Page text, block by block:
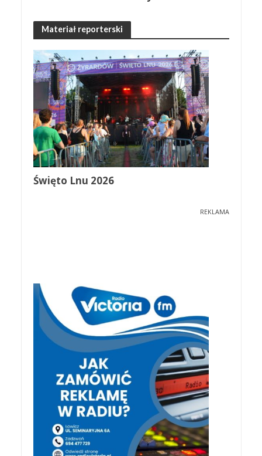
Materiał reporterski
Święto Lnu 2026
REKLAMA